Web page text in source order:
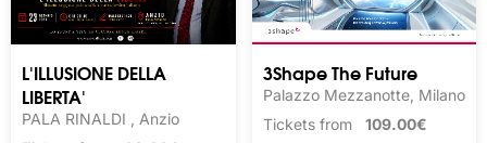
L'ILLUSIONE DELLA
LIBERTA'
PALA RINALDI , Anzio
3Shape The Future
Palazzo Mezzanotte, Milano
Tickets from 109.00€